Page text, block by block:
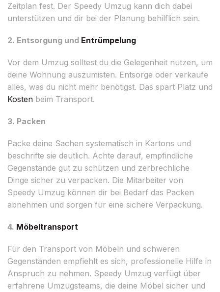
Zeitplan fest. Der Speedy Umzug kann dich dabei
unterstützen und dir bei der Planung behilflich sein.
2. Entsorgung und Entrümpelung
Vor dem Umzug solltest du die Gelegenheit nutzen, um
deine Wohnung auszumisten. Entsorge oder verkaufe
alles, was du nicht mehr benötigst. Das spart Platz und
Kosten beim Transport.
3. Packen
Packe deine Sachen systematisch in Kartons und
beschrifte sie deutlich. Achte darauf, empfindliche
Gegenstände gut zu schützen und zerbrechliche
Dinge sicher zu verpacken. Die Mitarbeiter von
Speedy Umzug können dir bei Bedarf das Packen
abnehmen und sorgen für eine sichere Verpackung.
4. Möbeltransport
Für den Transport von Möbeln und schweren
Gegenständen empfiehlt es sich, professionelle Hilfe in
Anspruch zu nehmen. Speedy Umzug verfügt über
erfahrene Umzugsteams, die deine Möbel sicher und